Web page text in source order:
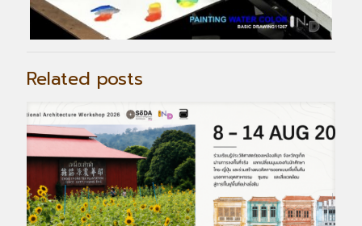
Related posts